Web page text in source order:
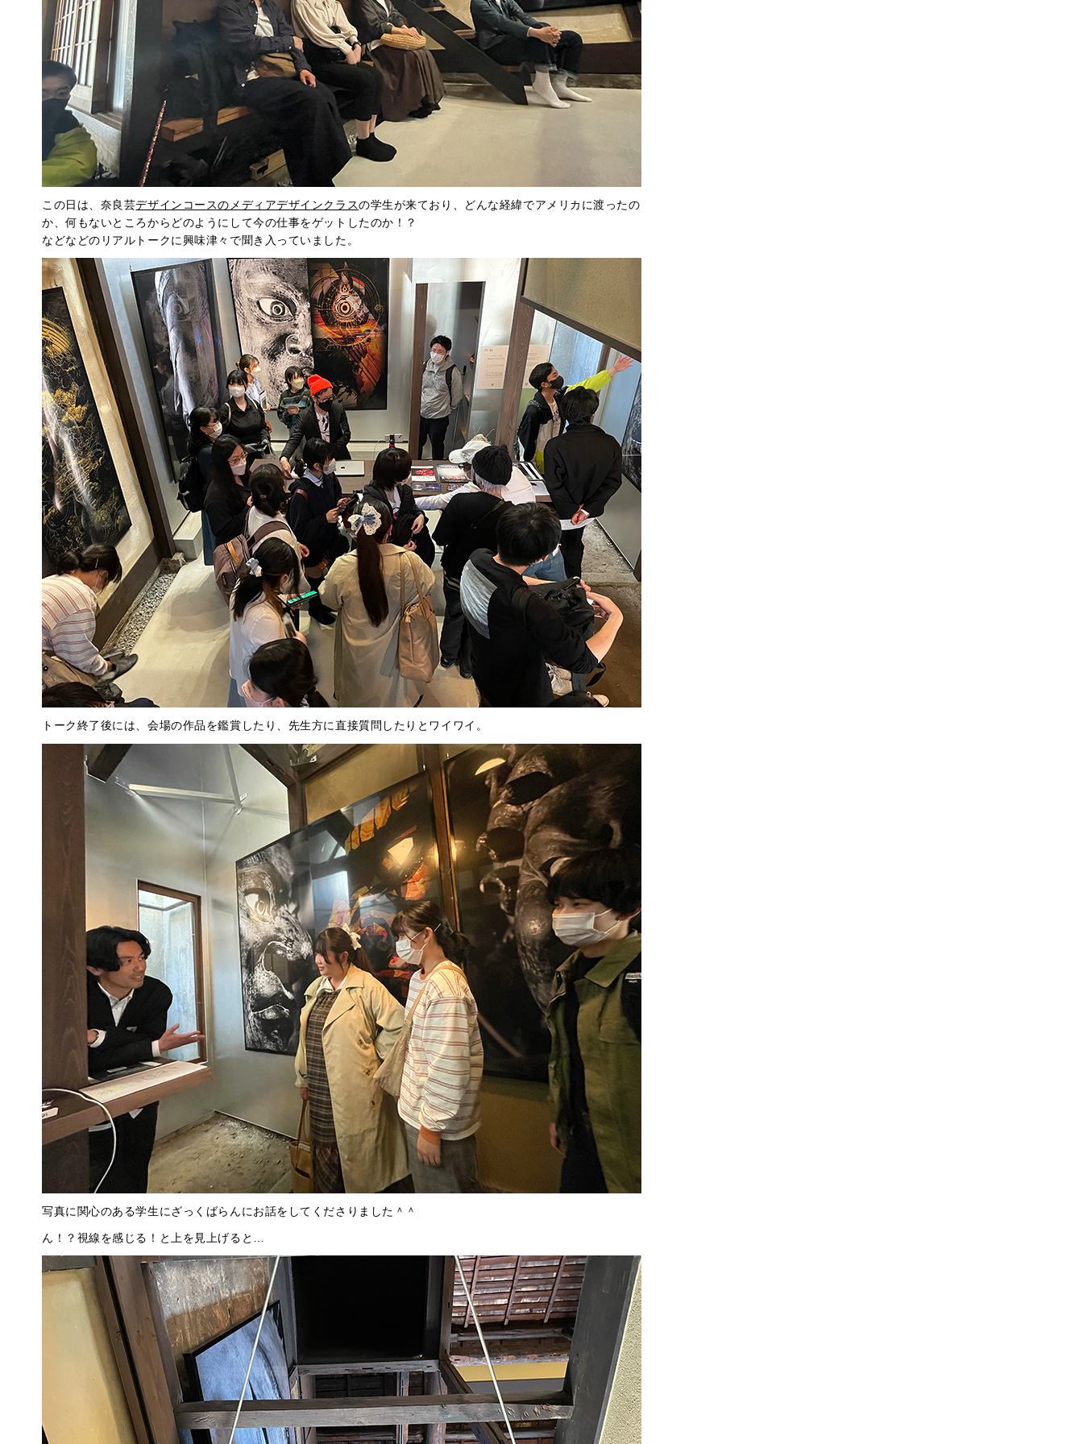
この日は、奈良芸デザインコースのメディアデザインクラスの学生が来ており、どんな経緯でアメリカに渡ったの
か、何もないところからどのようにして今の仕事をゲットしたのか！？
などなどのリアルトークに興味津々で聞き入っていました。
トーク終了後には、会場の作品を鑑賞したり、先生方に直接質問したりとワイワイ。
写真に関心のある学生にざっくばらんにお話をしてくださりました＾＾
ん！？視線を感じる！と上を見上げると…